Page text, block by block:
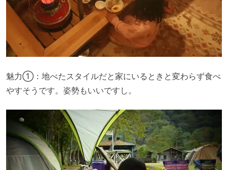
魅力①：地べたスタイルだと家にいるときと変わらず食べ
やすそうです。 姿勢もいいですし。